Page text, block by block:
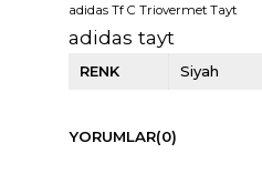
adidas Tf C Triovermet Tayt
adidas tayt
RENK Siyah
YORUMLAR(0)